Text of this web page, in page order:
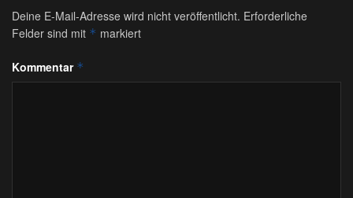
Deine E-Mail-Adresse wird nicht veröffentlicht. Erforderliche
Felder sind mit * markiert
Kommentar *